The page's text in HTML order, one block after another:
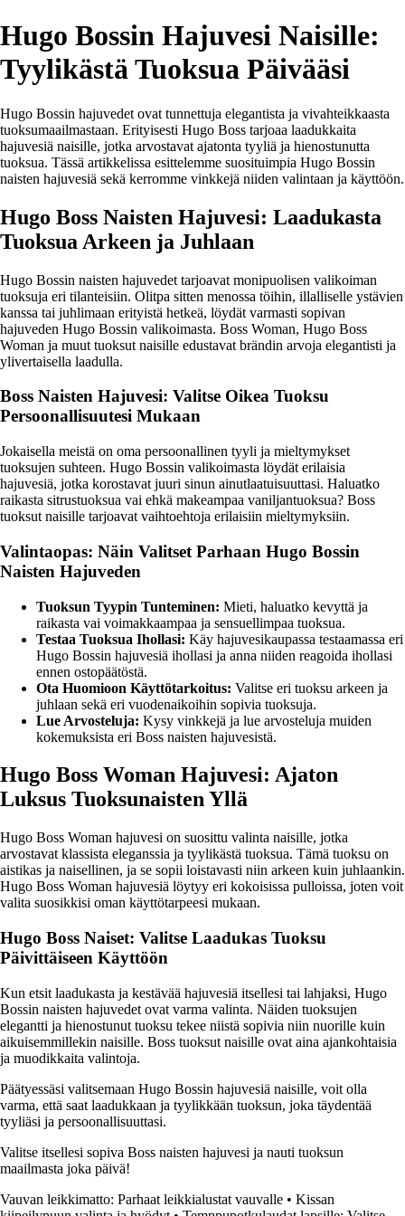
Hugo Bossin Hajuvesi Naisille:
Tyylikästä Tuoksua Päivääsi
Hugo Bossin hajuvedet ovat tunnettuja elegantista ja vivahteikkaasta
tuoksumaailmastaan. Erityisesti Hugo Boss tarjoaa laadukkaita
hajuvesiä naisille, jotka arvostavat ajatonta tyyliä ja hienostunutta
tuoksua. Tässä artikkelissa esittelemme suosituimpia Hugo Bossin
naisten hajuvesiä sekä kerromme vinkkejä niiden valintaan ja käyttöön.
Hugo Boss Naisten Hajuvesi: Laadukasta
Tuoksua Arkeen ja Juhlaan
Hugo Bossin naisten hajuvedet tarjoavat monipuolisen valikoiman
tuoksuja eri tilanteisiin. Olitpa sitten menossa töihin, illalliselle ystävien
kanssa tai juhlimaan erityistä hetkeä, löydät varmasti sopivan
hajuveden Hugo Bossin valikoimasta. Boss Woman, Hugo Boss
Woman ja muut tuoksut naisille edustavat brändin arvoja elegantisti ja
ylivertaisella laadulla.
Boss Naisten Hajuvesi: Valitse Oikea Tuoksu
Persoonallisuutesi Mukaan
Jokaisella meistä on oma persoonallinen tyyli ja mieltymykset
tuoksujen suhteen. Hugo Bossin valikoimasta löydät erilaisia
hajuvesiä, jotka korostavat juuri sinun ainutlaatuisuuttasi. Haluatko
raikasta sitrustuoksua vai ehkä makeampaa vaniljantuoksua? Boss
tuoksut naisille tarjoavat vaihtoehtoja erilaisiin mieltymyksiin.
Valintaopas: Näin Valitset Parhaan Hugo Bossin
Naisten Hajuveden
Tuoksun Tyypin Tunteminen: Mieti, haluatko kevyttä ja
raikasta vai voimakkaampaa ja sensuellimpaa tuoksua.
Testaa Tuoksua Ihollasi: Käy hajuvesikaupassa testaamassa eri
Hugo Bossin hajuvesiä ihollasi ja anna niiden reagoida ihollasi
ennen ostopäätöstä.
Ota Huomioon Käyttötarkoitus: Valitse eri tuoksu arkeen ja
juhlaan sekä eri vuodenaikoihin sopivia tuoksuja.
Lue Arvosteluja: Kysy vinkkejä ja lue arvosteluja muiden
kokemuksista eri Boss naisten hajuvesistä.
Hugo Boss Woman Hajuvesi: Ajaton
Luksus Tuoksunaisten Yllä
Hugo Boss Woman hajuvesi on suosittu valinta naisille, jotka
arvostavat klassista eleganssia ja tyylikästä tuoksua. Tämä tuoksu on
aistikas ja naisellinen, ja se sopii loistavasti niin arkeen kuin juhlaankin.
Hugo Boss Woman hajuvesiä löytyy eri kokoisissa pulloissa, joten voit
valita suosikkisi oman käyttötarpeesi mukaan.
Hugo Boss Naiset: Valitse Laadukas Tuoksu
Päivittäiseen Käyttöön
Kun etsit laadukasta ja kestävää hajuvesiä itsellesi tai lahjaksi, Hugo
Bossin naisten hajuvedet ovat varma valinta. Näiden tuoksujen
elegantti ja hienostunut tuoksu tekee niistä sopivia niin nuorille kuin
aikuisemmillekin naisille. Boss tuoksut naisille ovat aina ajankohtaisia
ja muodikkaita valintoja.
Päätyessäsi valitsemaan Hugo Bossin hajuvesiä naisille, voit olla
varma, että saat laadukkaan ja tyylikkään tuoksun, joka täydentää
tyyliäsi ja persoonallisuuttasi.
Valitse itsellesi sopiva Boss naisten hajuvesi ja nauti tuoksun
maailmasta joka päivä!
Vauvan leikkimatto: Parhaat leikkialustat vauvalle • Kissan